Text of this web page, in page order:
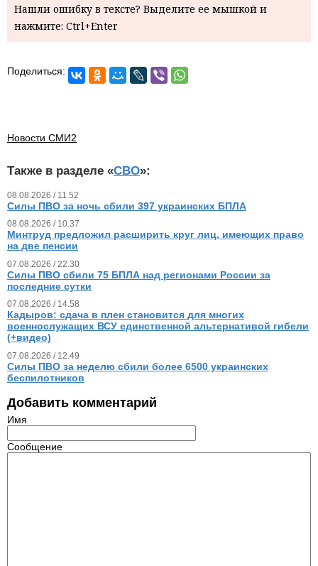
Нашли ошибку в тексте? Выделите ее мышкой и
нажмите: Ctrl+Enter
Поделиться:
Новости СМИ2
Также в разделе «СВО»:
08.08.2026 / 11.52
Силы ПВО за ночь сбили 397 украинских БПЛА
08.08.2026 / 10.37
Минтруд предложил расширить круг лиц, имеющих право
на две пенсии
07.08.2026 / 22.30
Силы ПВО сбили 75 БПЛА над регионами России за
последние сутки
07.08.2026 / 14.58
Кадыров: сдача в плен становится для многих
военнослужащих ВСУ единственной альтернативой гибели
(+видео)
07.08.2026 / 12.49
Силы ПВО за неделю сбили более 6500 украинских
беспилотников
Добавить комментарий
Имя
Сообщение